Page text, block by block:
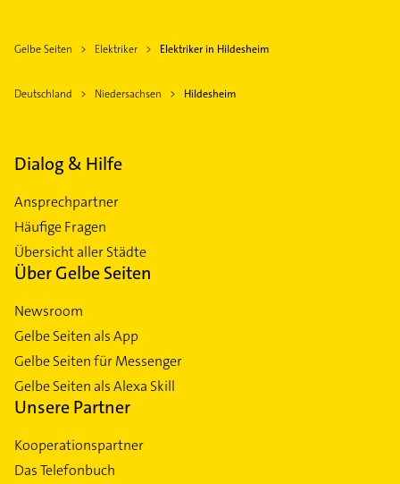
Gelbe Seiten Elektriker Elektriker in Hildesheim
Deutschland Niedersachsen Hildesheim
Dialog & Hilfe
Ansprechpartner
Häufige Fragen
Übersicht aller Städte
Über Gelbe Seiten
Newsroom
Gelbe Seiten als App
Gelbe Seiten für Messenger
Gelbe Seiten als Alexa Skill
Unsere Partner
Kooperationspartner
Das Telefonbuch